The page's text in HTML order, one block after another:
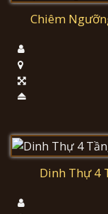
Chiêm
Dinh Thự 4